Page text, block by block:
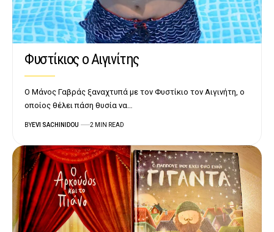
Φυστίκιος ο Αιγινίτης
Ο Μάνος Γαβράς ξαναχτυπά με τον Φυστίκιο τον Αιγινήτη, ο
οποίος θέλει πάση θυσία να…
BYEVI SACHINIDOU 2 MIN READ